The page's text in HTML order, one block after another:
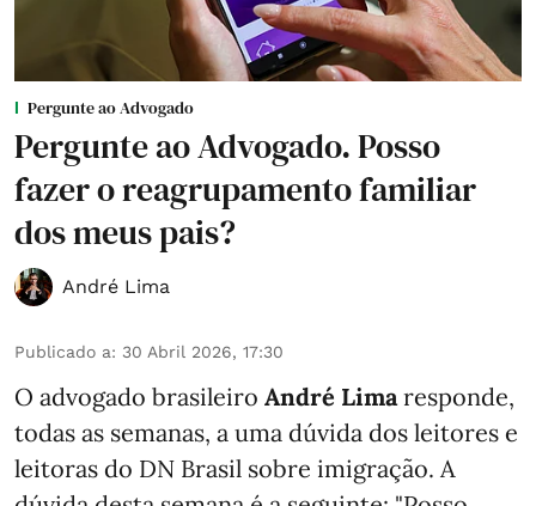
Pergunte ao Advogado
Pergunte ao Advogado. Posso
fazer o reagrupamento familiar
dos meus pais?
André Lima
Publicado a: 30 Abril 2026, 17:30
O advogado brasileiro André Lima responde,
todas as semanas, a uma dúvida dos leitores e
leitoras do DN Brasil sobre imigração. A